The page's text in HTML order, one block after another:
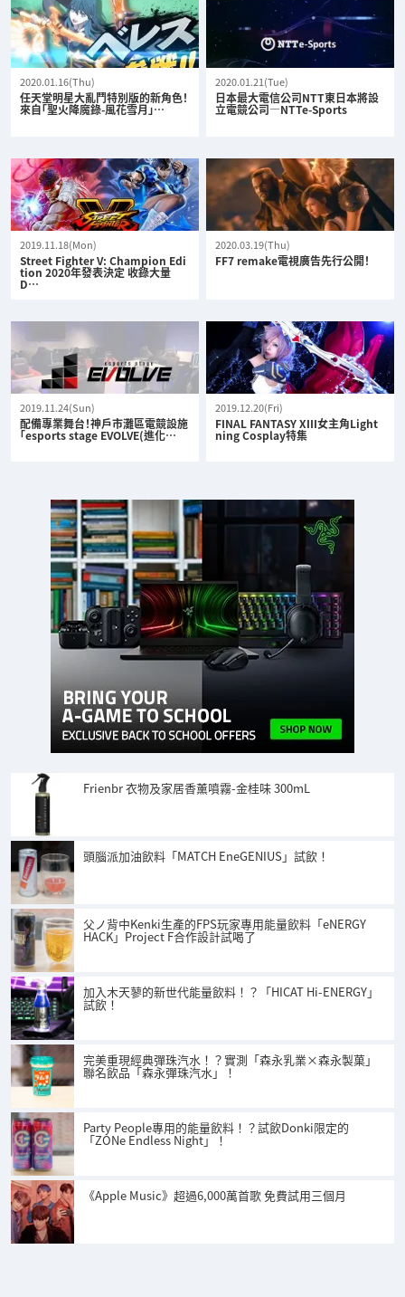
2020.01.16(Thu)
任天堂明星大亂鬥特別版的新角色！
來自「聖火降魔錄-風花雪月」…
2020.01.21(Tue)
日本最大電信公司NTT東日本將設
立電競公司—NTTe-Sports
2019.11.18(Mon)
Street Fighter V: Champion Edi
tion 2020年發表決定 收錄大量
D…
2020.03.19(Thu)
FF7 remake電視廣告先行公開！
2019.11.24(Sun)
配備專業舞台！神戶市灘區電競設施
「esports stage EVOLVE(進化…
2019.12.20(Fri)
FINAL FANTASY XIII女主角Light
ning Cosplay特集
Frienbr 衣物及家居香薰噴霧-金桂味 300mL
頭腦派加油飲料「MATCH EneGENIUS」試飲！
父ノ背中Kenki生產的FPS玩家專用能量飲料「eNERGY
HACK」Project F合作設計試喝了
加入木天蓼的新世代能量飲料！？「HICAT Hi-ENERGY」
試飲！
完美重現經典彈珠汽水！？實測「森永乳業×森永製菓」
聯名飲品「森永彈珠汽水」！
Party People專用的能量飲料！？試飲Donki限定的
「ZONe Endless Night」！
《Apple Music》超過6,000萬首歌 免費試用三個月